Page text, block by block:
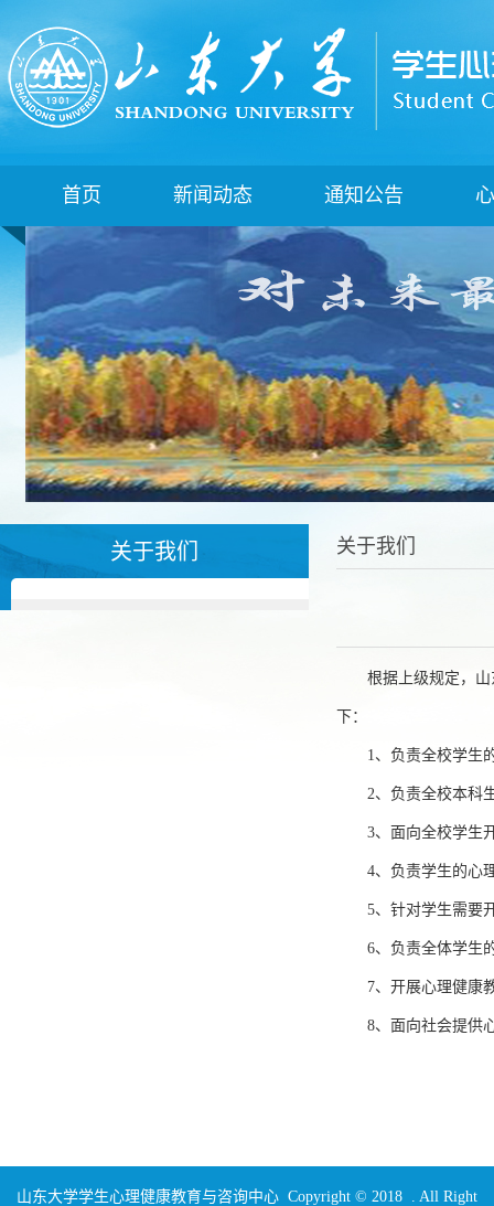
首页 新闻动态 通知公告
关于我们 关于我们
根据上级规定，
下：
1、负责全校学生
2、负责全校本科
3、面向全校学生
4、负责学生的心
5、针对学生需要
6、负责全体学生
7、开展心理健康
8、面向社会提供
山东大学学生心理健康教育与咨询中心 Copyright © 2018 . All Right